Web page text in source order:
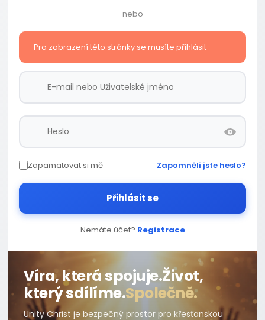
nebo
Pro zobrazení této stránky se musíte přihlásit
Zapamatovat si mě Zapomněli jste heslo?
Přihlásit se
Nemáte účet? Registrace
Víra, která spojuje.Život,
který sdílíme.Společně.
Unity Christ je bezpečný prostor pro křesťanskou